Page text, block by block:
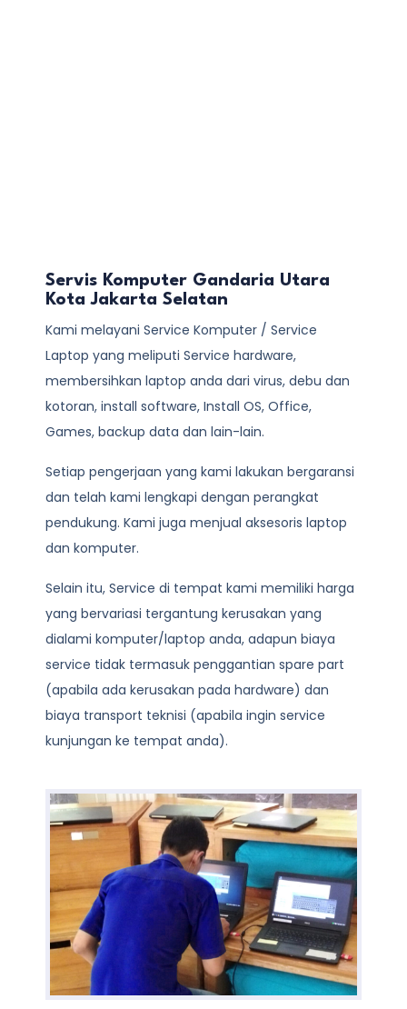
Servis Komputer Gandaria Utara
Kota Jakarta Selatan
Kami melayani Service Komputer / Service
Laptop yang meliputi Service hardware,
membersihkan laptop anda dari virus, debu dan
kotoran, install software, Install OS, Office,
Games, backup data dan lain-lain.
Setiap pengerjaan yang kami lakukan bergaransi
dan telah kami lengkapi dengan perangkat
pendukung. Kami juga menjual aksesoris laptop
dan komputer.
Selain itu, Service di tempat kami memiliki harga
yang bervariasi tergantung kerusakan yang
dialami komputer/laptop anda, adapun biaya
service tidak termasuk penggantian spare part
(apabila ada kerusakan pada hardware) dan
biaya transport teknisi (apabila ingin service
kunjungan ke tempat anda).